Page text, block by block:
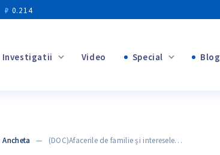
₽ 0.214
Investigatii Video Special Blog
Ancheta — (DOC)Afacerile de familie şi interesele…